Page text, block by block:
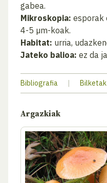
gabea.
Mikroskopia: esporak
4-5 µm-koak.
Habitat: urria,
Jateko balioa: ez da
Bibliografia | Bilketak
Argazkiak